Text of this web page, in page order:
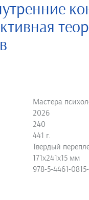
Мастера
2026
240
441 г.
Твердый
171х241х15 мм
978-5-4461-